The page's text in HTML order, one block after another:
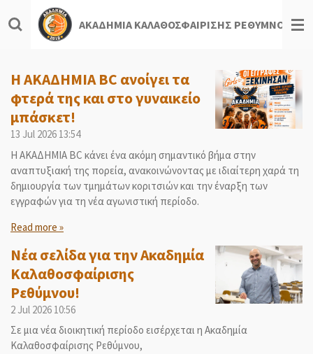
to
ΑΚΑΔΗΜΙΑ ΚΑΛΑΘΟΣΦΑΙΡΙΣΗΣ ΡΕΘΥΜΝΟΥ
Η ΑΚΑΔΗΜΙΑ BC ανοίγει τα
φτερά της και στο γυναικείο
μπάσκετ!
13 Jul 2026 13:54
Η ΑΚΑΔΗΜΙΑ BC κάνει ένα ακόμη σημαντικό βήμα στην
αναπτυξιακή της πορεία, ανακοινώνοντας με ιδιαίτερη χαρά τη
δημιουργία των τμημάτων κοριτσιών και την έναρξη των
εγγραφών για τη νέα αγωνιστική περίοδο.
Read more »
Νέα σελίδα για την Ακαδημία
Καλαθοσφαίρισης
Ρεθύμνου!
2 Jul 2026 10:56
Σε μια νέα διοικητική περίοδο εισέρχεται η Ακαδημία
Καλαθοσφαίρισης Ρεθύμνου,